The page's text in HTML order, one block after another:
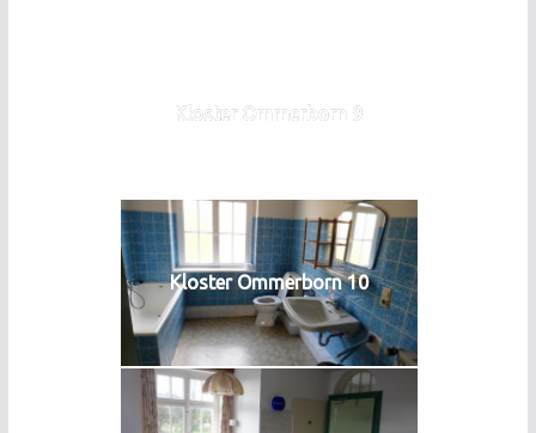
Kloster Ommerborn 9
Kloster Ommerborn 10